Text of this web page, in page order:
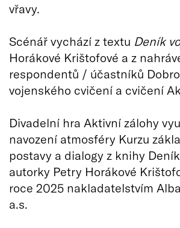
vřavy.
Scénář vychází z textu Deník
Horákové Krištofové a z
respondentů / účastníků
vojenského cvičení a cvičení
Divadelní hra Aktivní zálohy
navození atmosféry Kurzu
postavy a dialogy z knihy
autorky Petry Horákové
roce 2025 nakladatelstvím
a.s.